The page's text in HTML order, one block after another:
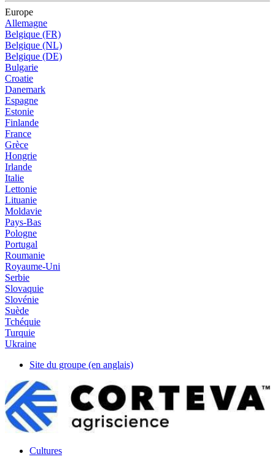
Europe
Allemagne
Belgique (FR)
Belgique (NL)
Belgique (DE)
Bulgarie
Croatie
Danemark
Espagne
Estonie
Finlande
France
Grèce
Hongrie
Irlande
Italie
Lettonie
Lituanie
Moldavie
Pays-Bas
Pologne
Portugal
Roumanie
Royaume-Uni
Serbie
Slovaquie
Slovénie
Suède
Tchéquie
Turquie
Ukraine
Site du groupe (en anglais)
Cultures